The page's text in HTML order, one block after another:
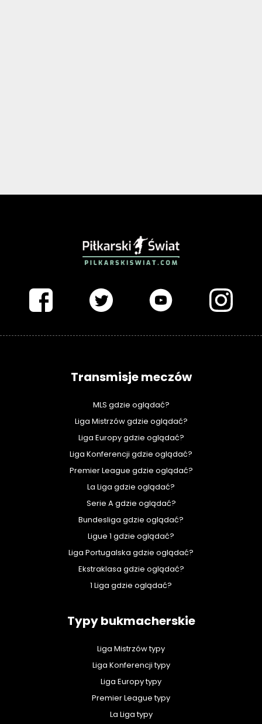
Transmisje meczów
MLS gdzie oglądać?
Liga Mistrzów gdzie oglądać?
Liga Europy gdzie oglądać?
Liga Konferencji gdzie oglądać?
Premier League gdzie oglądać?
La Liga gdzie oglądać?
Serie A gdzie oglądać?
Bundesliga gdzie oglądać?
Ligue 1 gdzie oglądać?
Liga Portugalska gdzie oglądać?
Ekstraklasa gdzie oglądać?
1 Liga gdzie oglądać?
Typy bukmacherskie
Liga Mistrzów typy
Liga Konferencji typy
Liga Europy typy
Premier League typy
La Liga typy